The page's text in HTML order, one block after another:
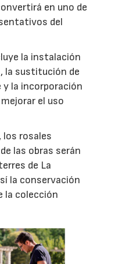
en uno de
del
la instalación
la sustitución de
la incorporación
el uso
los rosales
las obras serán
de La
la conservación
la colección